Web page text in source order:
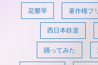
花響琴 著作権フ
西日本鉄道
踊ってみた